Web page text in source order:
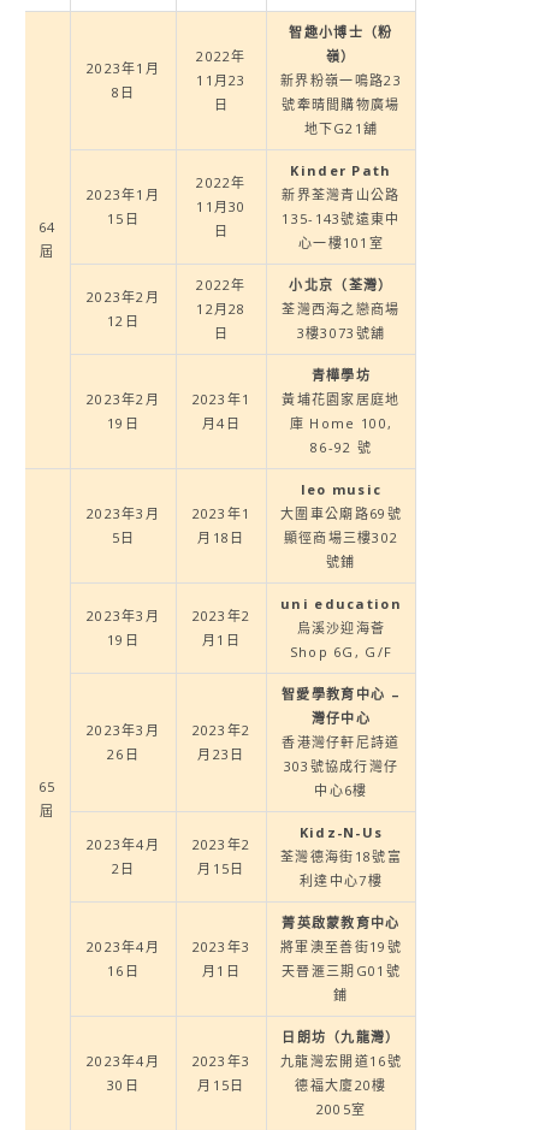
64
屆
2023年1月
8日
2022年
11月23
日
智趣小博士（粉
嶺）
新界粉嶺一鳴路23
號牽晴間購物廣場
地下G21舖
2023年1月
15日
2022年
11月30
日
Kinder Path
新界荃灣青山公路
135-143號遠東中
心一樓101室
2023年2月
12日
2022年
12月28
日
小北京（荃灣）
荃灣西海之戀商場
3樓3073號舖
2023年2月
19日
2023年1
月4日
青樺學坊
黃埔花園家居庭地
庫 Home 100,
86-92 號
65
屆
2023年3月
5日
2023年1
月18日
leo music
大圍車公廟路69號
顯徑商場三樓302
號鋪
2023年3月
19日
2023年2
月1日
uni education
烏溪沙迎海薈
Shop 6G, G/F
2023年3月
26日
2023年2
月23日
智愛學教育中心 –
灣仔中心
香港灣仔軒尼詩道
303號協成行灣仔
中心6樓
2023年4月
2日
2023年2
月15日
Kidz-N-Us
荃灣德海街18號富
利達中心7樓
2023年4月
16日
2023年3
月1日
菁英啟蒙教育中心
將軍澳至善街19號
天晉滙三期G01號
鋪
2023年4月
30日
2023年3
月15日
日朗坊（九龍灣）
九龍灣宏開道16號
德福大廈20樓
2005室